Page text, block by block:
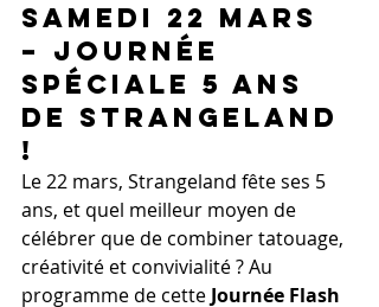
Samedi 22 Mars
– Journée
Spéciale 5 Ans
de Strangeland
!
Le 22 mars, Strangeland fête ses 5
ans, et quel meilleur moyen de
célébrer que de combiner tatouage,
créativité et convivialité ? Au
programme de cette Journée Flash